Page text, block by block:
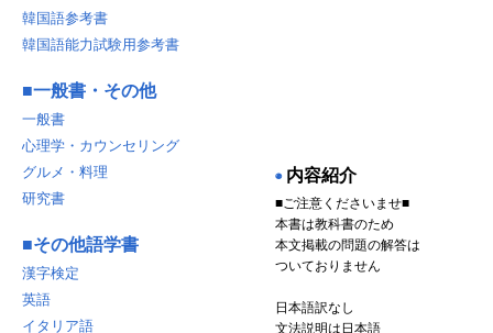
◉ 内容紹介
■ご注意くださいませ■
本書は教科書のため
本文掲載の問題の解答は
ついておりません
日本語訳なし
文法説明は日本語
韓国語参考書
韓国語能力試験用参考書
■一般書・その他
一般書
心理学・カウンセリング
グルメ・料理
研究書
■その他語学書
漢字検定
英語
イタリア語